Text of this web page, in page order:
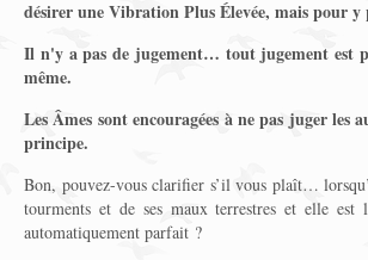
désirer une Vibration Plus Élevée, mais pour
Il n'y a pas de jugement… tout jugement est
même.
Les Âmes sont encouragées à ne pas juger
principe.
Bon, pouvez-vous clarifier s’il vous plaît…
tourments et de ses maux terrestres et elle
automatiquement parfait ?